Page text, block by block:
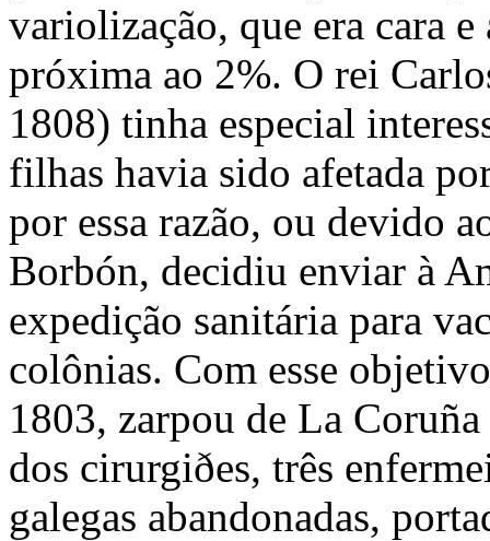
variolização, que era cara
próxima ao 2%. O rei
1808) tinha especial
filhas havia sido afetada
por essa razão, ou devido
Borbón, decidiu enviar à
expedição sanitária para
colônias. Com esse
1803, zarpou de La
dos cirurgiðes, três
galegas abandonadas,